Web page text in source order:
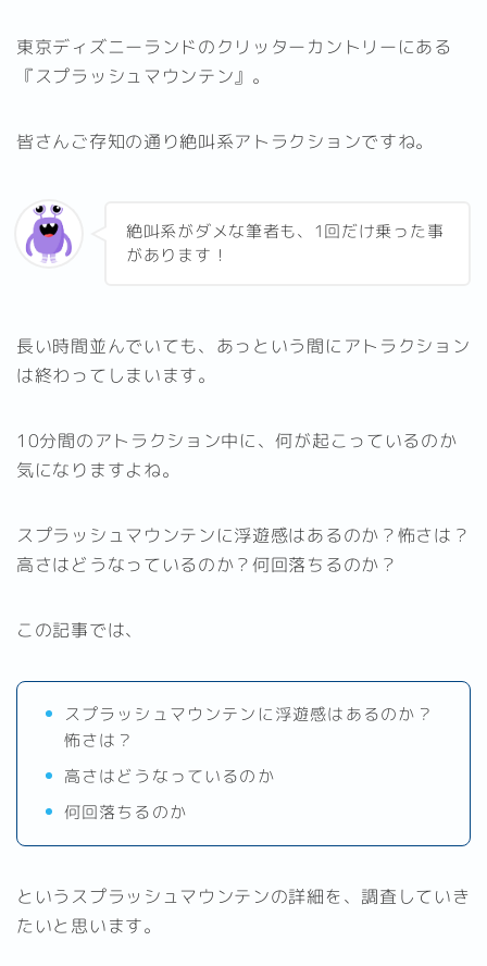
東京ディズニーランドのクリッターカントリーにある
『スプラッシュマウンテン』。
皆さんご存知の通り絶叫系アトラクションですね。
絶叫系がダメな筆者も、1回だけ乗った事
があります！
長い時間並んでいても、あっという間にアトラクション
は終わってしまいます。
10分間のアトラクション中に、何が起こっているのか
気になりますよね。
スプラッシュマウンテンに浮遊感はあるのか？怖さは？
高さはどうなっているのか？何回落ちるのか？
この記事では、
スプラッシュマウンテンに浮遊感はあるのか？
怖さは？
高さはどうなっているのか
何回落ちるのか
というスプラッシュマウンテンの詳細を、調査していき
たいと思います。